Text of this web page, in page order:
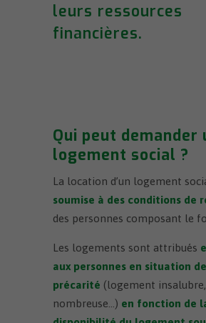
leurs ressources
financières.
Qui peut demander
logement social ?
La location d’un logement
soumise à des conditions de
des personnes composant le
Les logements sont attribués
aux personnes en situation
précarité (logement
nombreuse…) en fonction de